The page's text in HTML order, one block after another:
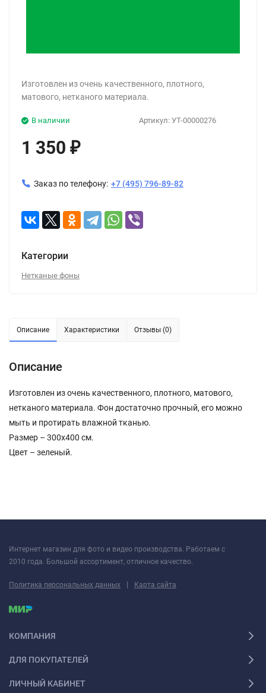
Изготовлен из очень качественного, плотного,
матового, нетканого материала.
Артикул: УТ-00000276
В наличии
1 350 ₽
Заказ по телефону: +7 (495) 796-89-82
Категории
Нетканые фоны
Описание Характеристики Отзывы (0)
Описание
Изготовлен из очень качественного, плотного, матового,
нетканого материала. Фон достаточно прочный, его можно
мыть и протирать влажной тканью.
Размер – 300х400 см.
Цвет – зеленый.
Интернет магазин для фото и видео производства. Работаем с
2010 года. Большой ассортимент, отличное качество.
Политика персональных данных | Карта сайта
КОМПАНИЯ
ДЛЯ ПОКУПАТЕЛЕЙ
ЛИЧНЫЙ КАБИНЕТ